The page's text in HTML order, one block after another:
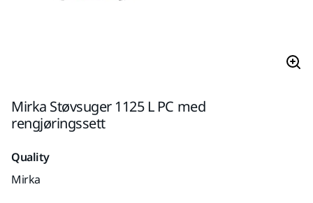
Mirka Støvsuger 1125 L PC med
rengjøringssett
Quality
Mirka